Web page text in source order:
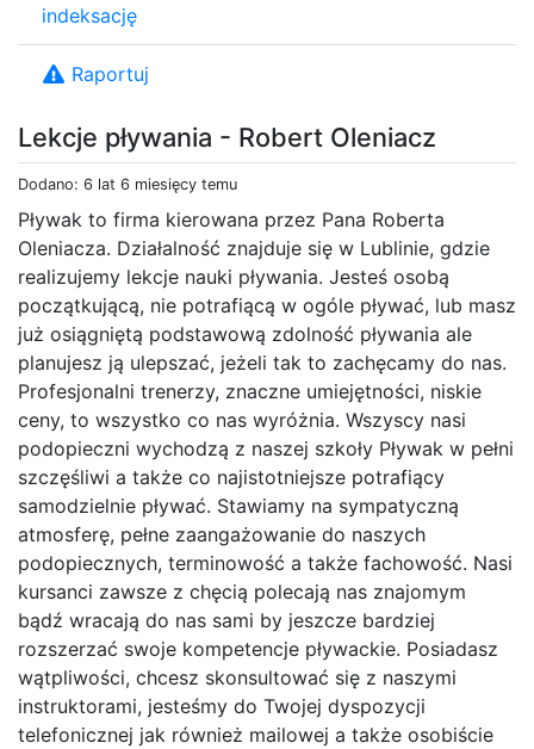
Lekcje pływania - Robert Oleniacz
Dodano: 6 lat 6 miesięcy temu
Pływak to firma kierowana przez Pana Roberta
Oleniacza. Działalność znajduje się w Lublinie, gdzie
realizujemy lekcje nauki pływania. Jesteś osobą
początkującą, nie potrafiącą w ogóle pływać, lub masz
już osiągniętą podstawową zdolność pływania ale
planujesz ją ulepszać, jeżeli tak to zachęcamy do nas.
Profesjonalni trenerzy, znaczne umiejętności, niskie
ceny, to wszystko co nas wyróżnia. Wszyscy nasi
podopieczni wychodzą z naszej szkoły Pływak w pełni
szczęśliwi a także co najistotniejsze potrafiący
samodzielnie pływać. Stawiamy na sympatyczną
atmosferę, pełne zaangażowanie do naszych
podopiecznych, terminowość a także fachowość. Nasi
kursanci zawsze z chęcią polecają nas znajomym
bądź wracają do nas sami by jeszcze bardziej
rozszerzać swoje kompetencje pływackie. Posiadasz
wątpliwości, chcesz skonsultować się z naszymi
instruktorami, jesteśmy do Twojej dyspozycji
telefonicznej jak również mailowej a także osobiście
indeksację
Raportuj